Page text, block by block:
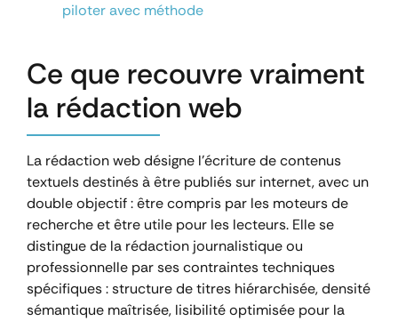
piloter avec méthode
Ce que recouvre vraiment
la rédaction web
La rédaction web désigne l’écriture de contenus
textuels destinés à être publiés sur internet, avec un
double objectif : être compris par les moteurs de
recherche et être utile pour les lecteurs. Elle se
distingue de la rédaction journalistique ou
professionnelle par ses contraintes techniques
spécifiques : structure de titres hiérarchisée, densité
sémantique maîtrisée, lisibilité optimisée pour la